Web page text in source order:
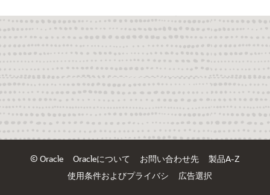
© Oracle Oracleについて お問い合わせ先
製品A-Z
使用条件およびプライバシ
広告選択